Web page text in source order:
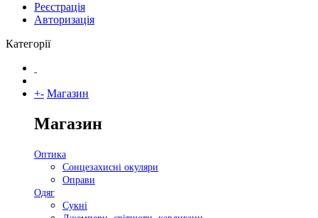
Реєстрація
Авторизація
Категорії
+- Магазин
Магазин
Оптика
Сонцезахисні окуляри
Оправи
Одяг
Сукні